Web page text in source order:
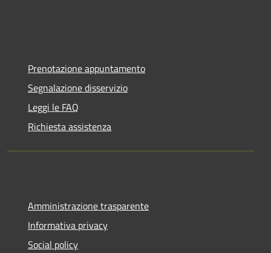
Prenotazione appuntamento
Segnalazione disservizio
Leggi le FAQ
Richiesta assistenza
Amministrazione trasparente
Informativa privacy
Social policy